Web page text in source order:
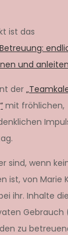
ist das
und
der
mit fröhlichen,
sind, wenn
ist, von Marie
ihr. Inhalte
Gebrauch
zu